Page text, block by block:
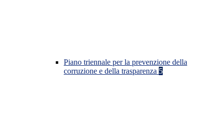
Piano triennale per la prevenzione della
corruzione e della trasparenza 5